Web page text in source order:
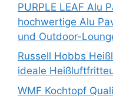
PURPLE LEAF Alu
hochwertige Alu
und Outdoor-
Russell Hobbs
ideale
WMF Kochtopf